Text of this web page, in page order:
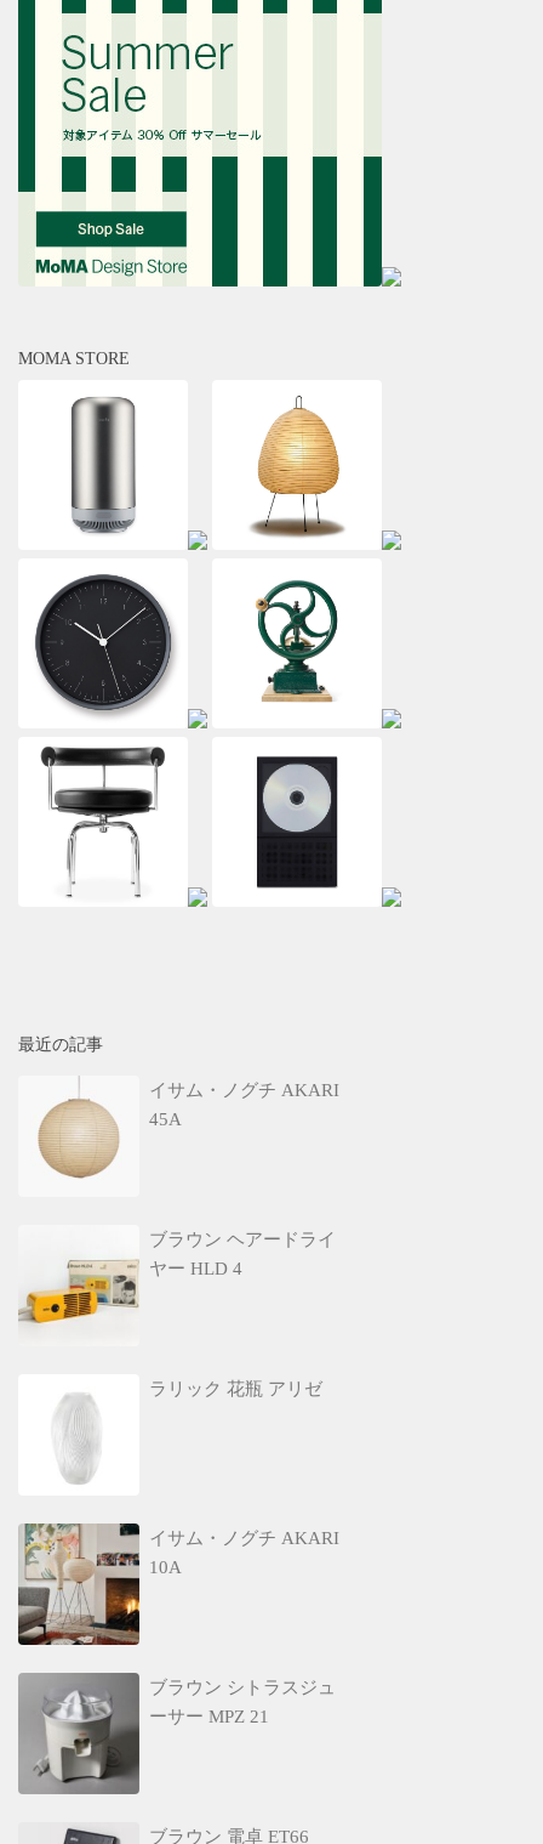
MOMA STORE
最近の記事
イサム・ノグチ AKARI
45A
ブラウン ヘアードライ
ヤー HLD 4
ラリック 花瓶 アリゼ
イサム・ノグチ AKARI
10A
ブラウン シトラスジュ
ーサー MPZ 21
ブラウン 電卓 ET66